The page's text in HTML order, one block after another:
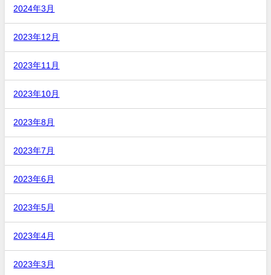
2024年3月
2023年12月
2023年11月
2023年10月
2023年8月
2023年7月
2023年6月
2023年5月
2023年4月
2023年3月